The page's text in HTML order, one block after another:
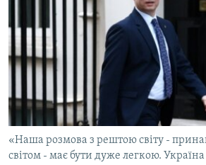
СПЕЦПРОЕКТИ
ДЕПОРТАЦІЯ
ВІДЕОУРОКИ «ELIFBE»
СВІДЧЕННЯ ОКУПАЦІЇ
УКРАЇНСЬКА ПРОБЛЕМА КРИМУ
ІНФОГРАФІКА
ЯК ОБІЙТИ БЛОКУВАННЯ
Qırımtatar
ДОЛУЧАЙСЯ!
«Наша розмова з рештою світу -
світом - має бути дуже легкою.